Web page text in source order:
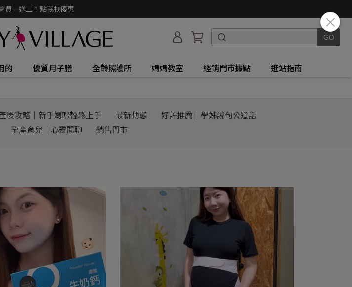
買一送三！點我找優惠
的 優質月子膳 全齡照護所 媽媽教室 經銷門市據點 逛站指南
後攻略｜新手媽咪輕鬆上手 最新動態
好評推薦｜學姊說句公道話
孕產育兒｜心靈閒聊 銷售門市